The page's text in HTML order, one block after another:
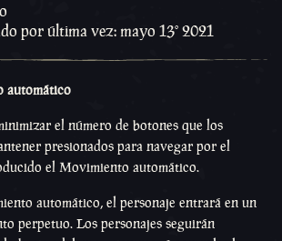
por última vez: mayo 13º 2021
automático
el número de botones que los
presionados para navegar por el
el Movimiento automático.
automático, el personaje entrará en un
perpetuo. Los personajes seguirán